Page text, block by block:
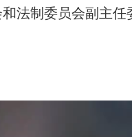
法制委员会副主任